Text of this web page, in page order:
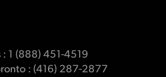
: 1 (888) 451-4519
: (416) 287-2877